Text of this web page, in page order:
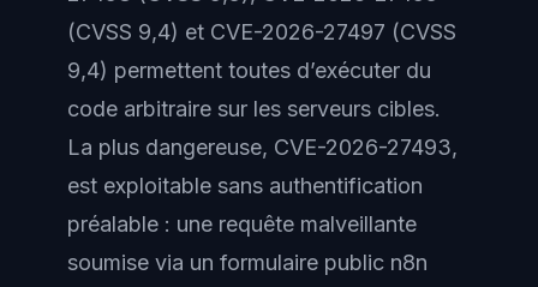
(CVSS 9,4) et CVE-2026-27497 (CVSS
9,4) permettent toutes d’exécuter du
code arbitraire sur les serveurs cibles.
La plus dangereuse, CVE-2026-27493,
est exploitable sans authentification
préalable : une requête malveillante
soumise via un formulaire public n8n